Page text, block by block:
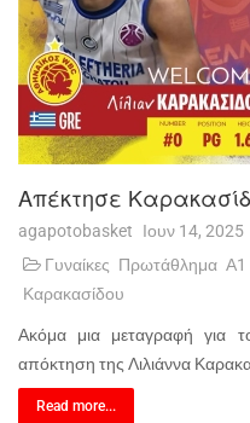
Απέκτησε
agapotobasket Ιουν 14, 2025
Γυναίκες Πρωτάθλημα Α1
Καρακασίδου
Ακόμα μια μεταγραφή για
απόκτηση της Λιλιάννα
Read more...